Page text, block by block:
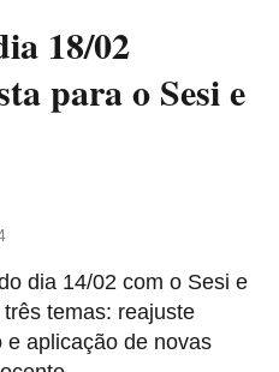
18/02
para o Sesi e
dia 14/02 com o Sesi e
temas: reajuste
aplicação de novas